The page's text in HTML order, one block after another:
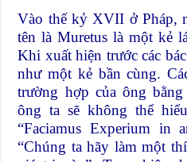
Vào thế kỷ XVII ở Pháp,
tên là Muretus là một kẻ
Khi xuất hiện trước các
như một kẻ bần cùng.
trường hợp của ông
ông ta sẽ không thể
“Faciamus Experium in
“Chúng ta hãy làm một